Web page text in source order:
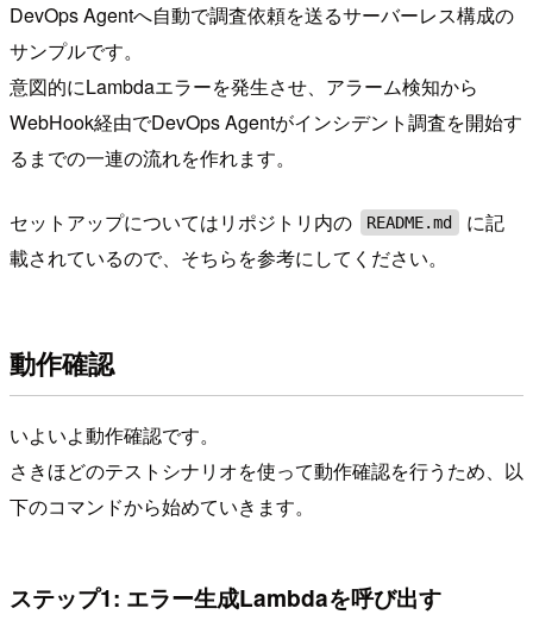
DevOps Agentへ自動で調査依頼を送るサーバーレス構成の
サンプルです。
意図的にLambdaエラーを発生させ、アラーム検知から
WebHook経由でDevOps Agentがインシデント調査を開始す
るまでの一連の流れを作れます。
セットアップについてはリポジトリ内の README.md
に記
載されているので、そちらを参考にしてください。
動作確認
いよいよ動作確認です。
さきほどのテストシナリオを使って動作確認を行うため、以
下のコマンドから始めていきます。
ステップ1: エラー生成Lambdaを呼び出す